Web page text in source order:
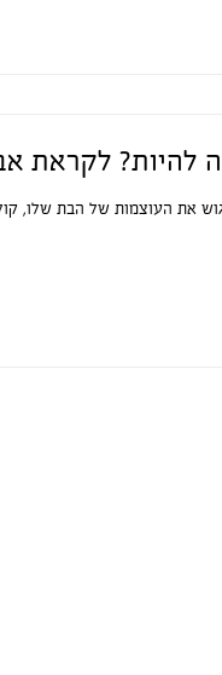
להיות? לקראת
את העוצמות של הבת שלו,